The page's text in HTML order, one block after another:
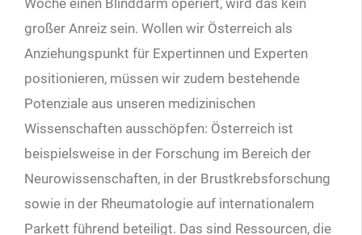
Woche einen Blinddarm operiert, wird das kein
großer Anreiz sein. Wollen wir Österreich als
Anziehungspunkt für Expertinnen und Experten
positionieren, müssen wir zudem bestehende
Potenziale aus unseren medizinischen
Wissenschaften ausschöpfen: Österreich ist
beispielsweise in der Forschung im Bereich der
Neurowissenschaften, in der Brustkrebsforschung
sowie in der Rheumatologie auf internationalem
Parkett führend beteiligt. Das sind Ressourcen, die